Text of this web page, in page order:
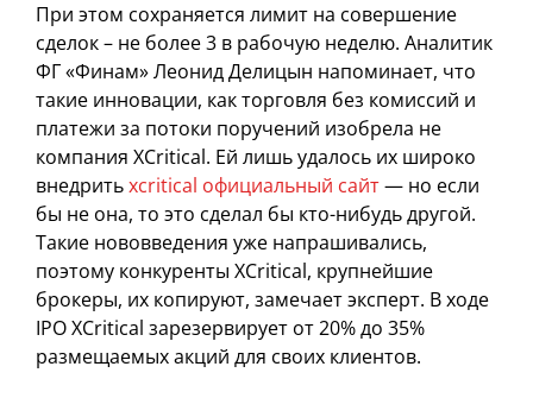
При этом сохраняется лимит на совершение
сделок – не более 3 в рабочую неделю. Аналитик
ФГ «Финам» Леонид Делицын напоминает, что
такие инновации, как торговля без комиссий и
платежи за потоки поручений изобрела не
компания XCritical. Ей лишь удалось их широко
внедритьxcritical официальный сайт— но если
бы не она, то это сделал бы кто-нибудь другой.
Такие нововведения уже напрашивались,
поэтому конкуренты XCritical, крупнейшие
брокеры, их копируют, замечает эксперт. В ходе
IPO XCritical зарезервирует от 20% до 35%
размещаемых акций для своих клиентов.